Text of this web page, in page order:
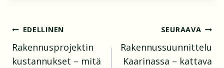
Artikkelien
selaus
EDELLINEN
Rakennusprojektin
kustannukset – mitä
SEURAAVA
Rakennussuunnittelu
Kaarinassa – kattava